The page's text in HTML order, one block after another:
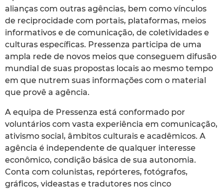
alianças com outras agências, bem como vínculos
de reciprocidade com portais, plataformas, meios
informativos e de comunicação, de coletividades e
culturas específicas. Pressenza participa de uma
ampla rede de novos meios que conseguem difusão
mundial de suas propostas locais ao mesmo tempo
em que nutrem suas informações com o material
que provê a agência.
A equipa de Pressenza está conformado por
voluntários com vasta experiência em comunicação,
ativismo social, âmbitos culturais e acadêmicos. A
agência é independente de qualquer interesse
econômico, condição básica de sua autonomia.
Conta com colunistas, repórteres, fotógrafos,
gráficos, videastas e tradutores nos cinco